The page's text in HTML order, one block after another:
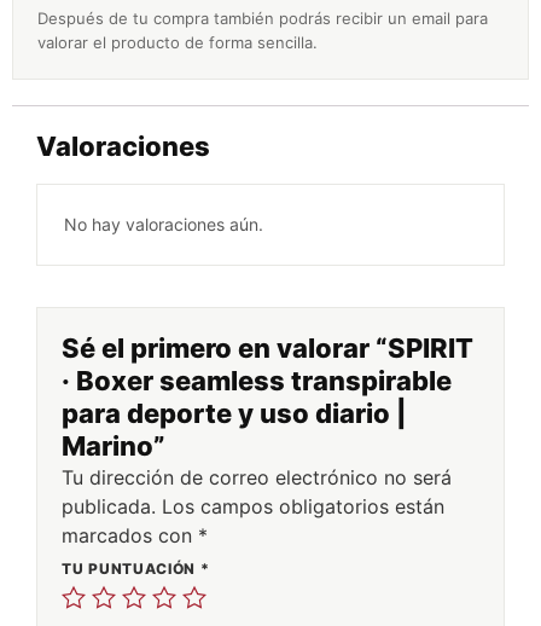
Después de tu compra también podrás recibir un email para
valorar el producto de forma sencilla.
Valoraciones
No hay valoraciones aún.
Sé el primero en valorar “SPIRIT
· Boxer seamless transpirable
para deporte y uso diario |
Marino”
Tu dirección de correo electrónico no será
publicada. Los campos obligatorios están
marcados con *
TU PUNTUACIÓN *